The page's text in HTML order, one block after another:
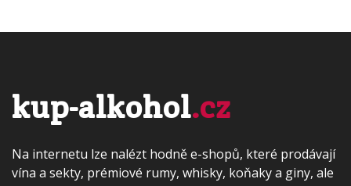
kup-alkohol.cz
Na internetu lze nalézt hodně e-shopů, které prodávají
vína a sekty, prémiové rumy, whisky, koňaky a giny, ale